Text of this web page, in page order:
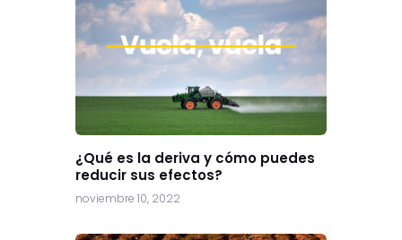
¿Qué es la deriva y cómo puedes
reducir sus efectos?
noviembre 10, 2022